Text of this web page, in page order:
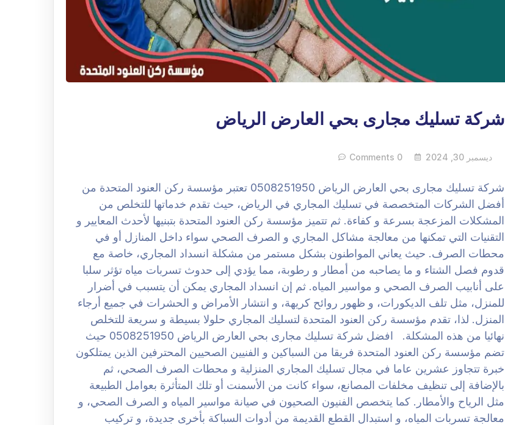
شركة تسليك مجارى بحي العارض الرياض
ديسمبر 30, 2024 0 Comments
شركة تسليك مجارى بحي العارض الرياض 0508251950 تعتبر مؤسسة ركن العنود المتحدة من
أفضل الشركات المتخصصة في تسليك المجاري في الرياض، حيث تقدم خدماتها للتخلص من
المشكلات المزعجة بسرعة و كفاءة. ثم تتميز مؤسسة ركن العنود المتحدة بتبنيها لأحدث المعايير و
التقنيات التي تمكنها من معالجة مشاكل المجاري و الصرف الصحي سواء داخل المنازل أو في
محطات الصرف. حيث يعاني المواطنون بشكل مستمر من مشكلة انسداد المجاري، خاصة مع
قدوم فصل الشتاء و ما يصاحبه من أمطار و رطوبة، مما يؤدي إلى حدوث تسربات مياه تؤثر سلبا
على أنابيب الصرف الصحي و مواسير المياه. ثم إن انسداد المجاري يمكن أن يتسبب في أضرار
للمنزل، مثل تلف الديكورات، و ظهور روائح كريهة، و انتشار الأمراض و الحشرات في جميع أرجاء
المنزل. لذا، تقدم مؤسسة ركن العنود المتحدة لتسليك المجاري حلولا بسيطة و سريعة للتخلص
نهائيا من هذه المشكلة. افضل شركة تسليك مجارى بحي العارض الرياض 0508251950 حيث
تضم مؤسسة ركن العنود المتحدة فريقا من السباكين و الفنيين الصحيين المحترفين الذين يمتلكون
خبرة تتجاوز عشرين عاما في مجال تسليك المجاري المنزلية و محطات الصرف الصحي، ثم
بالإضافة إلى تنظيف مخلفات المصانع، سواء كانت من الأسمنت أو تلك المتأثرة بعوامل الطبيعة
مثل الرياح والأمطار. كما يتخصص الفنيون الصحيون في صيانة مواسير المياه و الصرف الصحي، و
معالجة تسربات المياه، و استبدال القطع القديمة من أدوات السباكة بأخرى جديدة، و تركيب